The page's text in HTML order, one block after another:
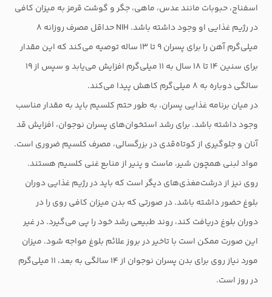
اسفناج، حبوبات مانند عدس، ماهی، جگر و گوشت قرمز به میزان کافی
در رژیم غذایی او وجود داشته باشد. NIH حداقل مصرف روزانه ۸
میلی‌گرم آهن را برای پسران ۹ تا ۱۳ ساله توصیه می‌کند که این مقدار
برای سنین ۱۴ تا ۱۸ سال به ۱۱ میلی‌گرم افزایش می‌یابد و سپس از ۱۹
سالگی دوباره به ۸ میلی‌گرم کاهش پیدا می‌کند.
در میان ‌برنامه غذایی پسران، به طور حتم کلسیم باید به مقدار مناسب
وجود داشته باشد. برای رشد استخوان‌های پسران نوجوان، افزایش قد
آنان و جلوگیری از کوتاه‌قدی در بزرگسالی، مصرف کلسیم ضروری است.
مواد لبنی همچون شیر، ماست و پنیر از منابع غنی کلسیم هستند.
روی نیز از درشت‌مغذی‌های دیگر است که باید در رژیم غذایی دوران
بلوغ حضور داشته باشد. در صورتی که بدن میزان کافی روی را در
دوران بلوغ دریافت کند، روند طبیعی رشد خود را پی می‌گیرد. در غیر
این صورت ممکن است با تاخیر در بروز علائم بلوغ مواجه شود. میزان
مورد نیاز روی برای بدن پسران نوجوان از ۱۴ سالگی به بعد، ۱۱ میلی‌گرم
در روز است.